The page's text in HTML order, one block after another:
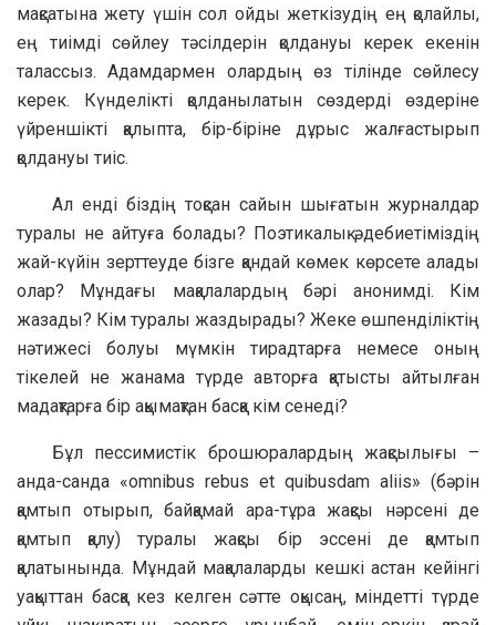
мақсатына жету үшін сол ойды жеткізудің ең қолайлы,
ең тиімді сөйлеу тәсілдерін қолдануы керек екенін
талассыз. Адамдармен олардың өз тілінде сөйлесу
керек. Күнделікті қолданылатын сөздерді өздеріне
үйреншікті қалыпта, бір-біріне дұрыс жалғастырып
қолдануы тиіс.
Ал енді біздің тоқсан сайын шығатын журналдар
туралы не айтуға болады? Поэтикалық әдебиетіміздің
жай-күйін зерттеуде бізге қандай көмек көрсете алады
олар? Мұндағы мақалалардың бәрі анонимді. Кім
жазады? Кім туралы жаздырады? Жеке өшпенділіктің
нәтижесі болуы мүмкін тирадтарға немесе оның
тікелей не жанама түрде авторға қатысты айтылған
мадақтарға бір ақымақтан басқа кім сенеді?
Бұл пессимистік брошюралардың жақсылығы –
анда-санда «omnibus rebus et quibusdam aliis» (бәрін
қамтып отырып, байқамай ара-тұра жақсы нәрсені де
қамтып қалу) туралы жақсы бір эссені де қамтып
қалатынында. Мұндай мақалаларды кешкі астан кейінгі
уақыттан басқа кез келген сәтте оқысаң, міндетті түрде